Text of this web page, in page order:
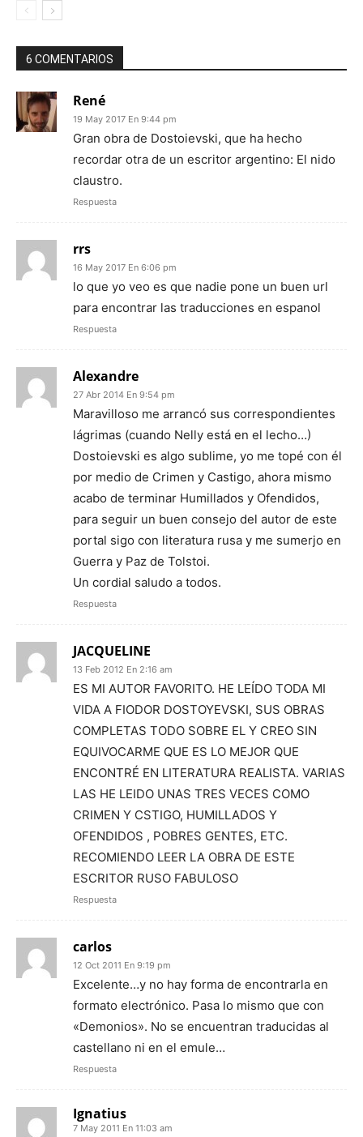
6 COMENTARIOS
René
19 May 2017 En 9:44 pm
Gran obra de Dostoievski, que ha hecho
recordar otra de un escritor argentino: El nido
claustro.
Respuesta
rrs
16 May 2017 En 6:06 pm
lo que yo veo es que nadie pone un buen url
para encontrar las traducciones en espanol
Respuesta
Alexandre
27 Abr 2014 En 9:54 pm
Maravilloso me arrancó sus correspondientes
lágrimas (cuando Nelly está en el lecho…)
Dostoievski es algo sublime, yo me topé con él
por medio de Crimen y Castigo, ahora mismo
acabo de terminar Humillados y Ofendidos,
para seguir un buen consejo del autor de este
portal sigo con literatura rusa y me sumerjo en
Guerra y Paz de Tolstoi.
Un cordial saludo a todos.
Respuesta
JACQUELINE
13 Feb 2012 En 2:16 am
ES MI AUTOR FAVORITO. HE LEÍDO TODA MI
VIDA A FIODOR DOSTOYEVSKI, SUS OBRAS
COMPLETAS TODO SOBRE EL Y CREO SIN
EQUIVOCARME QUE ES LO MEJOR QUE
ENCONTRÉ EN LITERATURA REALISTA. VARIAS
LAS HE LEIDO UNAS TRES VECES COMO
CRIMEN Y CSTIGO, HUMILLADOS Y
OFENDIDOS , POBRES GENTES, ETC.
RECOMIENDO LEER LA OBRA DE ESTE
ESCRITOR RUSO FABULOSO
Respuesta
carlos
12 Oct 2011 En 9:19 pm
Excelente…y no hay forma de encontrarla en
formato electrónico. Pasa lo mismo que con
«Demonios». No se encuentran traducidas al
castellano ni en el emule…
Respuesta
Ignatius
7 May 2011 En 11:03 am